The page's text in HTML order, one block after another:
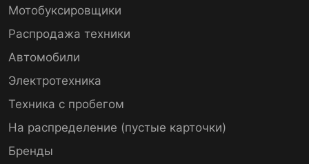
Мотобуксировщики
Распродажа техники
Автомобили
Электротехника
Техника с пробегом
На распределение (пустые карточки)
Бренды